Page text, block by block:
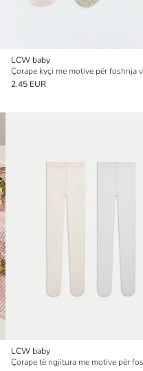
LCW baby
2.45 EUR
LCW baby